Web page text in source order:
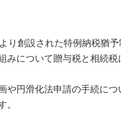
り創設された特例納税猶
みについて贈与税と相続
や円滑化法申請の手続に
。